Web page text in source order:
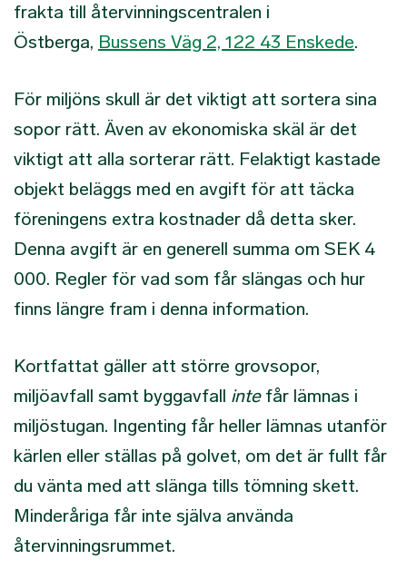
frakta till återvinningscentralen i
Östberga, Bussens Väg 2, 122 43 Enskede.
För miljöns skull är det viktigt att sortera sina
sopor rätt. Även av ekonomiska skäl är det
viktigt att alla sorterar rätt. Felaktigt kastade
objekt beläggs med en avgift för att täcka
föreningens extra kostnader då detta sker.
Denna avgift är en generell summa om SEK 4
000. Regler för vad som får slängas och hur
finns längre fram i denna information.
Kortfattat gäller att större grovsopor,
miljöavfall samt byggavfall intefår lämnas i
miljöstugan. Ingenting får heller lämnas utanför
kärlen eller ställas på golvet, om det är fullt får
du vänta med att slänga tills tömning skett.
Minderåriga får inte själva använda
återvinningsrummet.